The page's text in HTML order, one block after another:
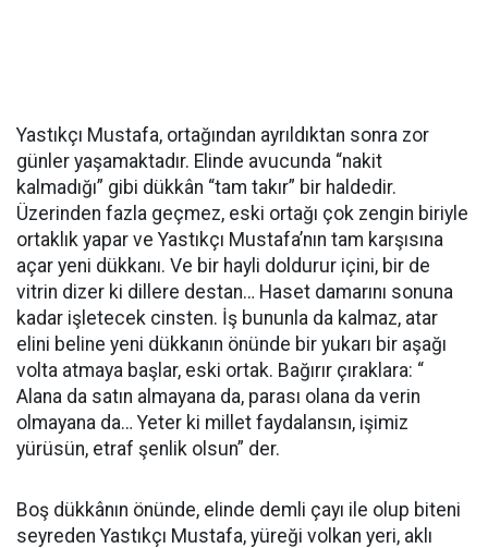
Yastıkçı Mustafa, ortağından ayrıldıktan sonra zor
günler yaşamaktadır. Elinde avucunda “nakit
kalmadığı” gibi dükkân “tam takır” bir haldedir.
Üzerinden fazla geçmez, eski ortağı çok zengin biriyle
ortaklık yapar ve Yastıkçı Mustafa’nın tam karşısına
açar yeni dükkanı. Ve bir hayli doldurur içini, bir de
vitrin dizer ki dillere destan… Haset damarını sonuna
kadar işletecek cinsten. İş bununla da kalmaz, atar
elini beline yeni dükkanın önünde bir yukarı bir aşağı
volta atmaya başlar, eski ortak. Bağırır çıraklara: “
Alana da satın almayana da, parası olana da verin
olmayana da… Yeter ki millet faydalansın, işimiz
yürüsün, etraf şenlik olsun” der.
Boş dükkânın önünde, elinde demli çayı ile olup biteni
seyreden Yastıkçı Mustafa, yüreği volkan yeri, aklı